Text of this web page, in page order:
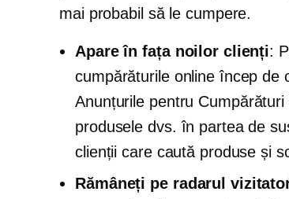
mai probabil să le cumpere.
Apare în fața noilor clienți:
cumpărăturile online încep de
Anunțurile pentru
produsele dvs. în partea de
clienții care caută produse și
Rămâneți pe radarul